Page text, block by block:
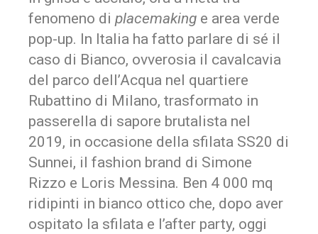
fenomeno diplacemaking e area verde
pop-up. In Italia ha fatto parlare di sé il
caso di Bianco, ovverosia il cavalcavia
del parco dell’Acqua nel quartiere
Rubattino di Milano, trasformato in
passerella di sapore brutalista nel
2019, in occasione della sfilata SS20 di
Sunnei, il fashion brand di Simone
Rizzo e Loris Messina. Ben 4 000 mq
ridipinti in bianco ottico che, dopo aver
ospitato la sfilata e l’after party, oggi